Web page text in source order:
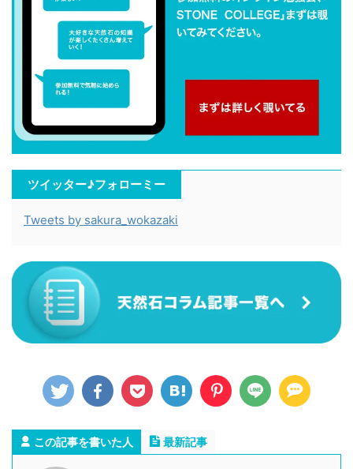
ツイッター♪フォローミー
Tweets by sakura_wokazaki
この記事を書いた人 最新記事